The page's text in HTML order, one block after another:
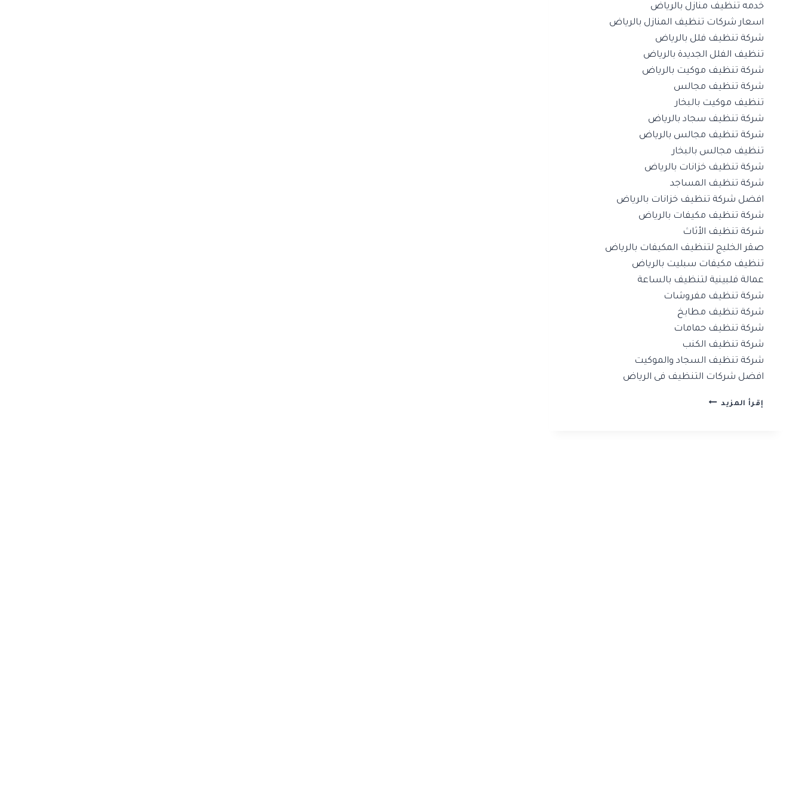
خدمه تنظيف منازل بالرياض
اسعار شركات تنظيف المنازل بالرياض
شركة تنظيف فلل بالرياض
تنظيف الفلل الجديدة بالرياض
شركة تنظيف موكيت بالرياض
شركة تنظيف مجالس
تنظيف موكيت بالبخار
شركة تنظيف سجاد بالرياض
شركة تنظيف مجالس بالرياض
تنظيف مجالس بالبخار
شركة تنظيف خزانات بالرياض
شركة تنظيف المساجد
افضل شركة تنظيف خزانات بالرياض
شركة تنظيف مكيفات بالرياض
شركة تنظيف الأثاث
صقر الخليج لتنظيف المكيفات بالرياض
تنظيف مكيفات سبليت بالرياض
عمالة فلبينية لتنظيف بالساعة
شركة تنظيف مفروشات
شركة تنظيف مطابخ
شركة تنظيف حمامات
شركة تنظيف الكنب
شركة تنظيف السجاد والموكيت
افضل شركات التنظيف فى الرياض
إقرأ المزيد افضل